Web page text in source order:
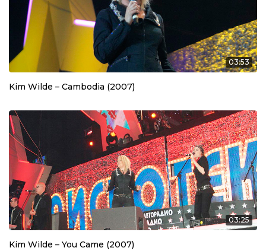
03:53
Kim Wilde – Cambodia (2007)
03:25
Kim Wilde – You Came (2007)